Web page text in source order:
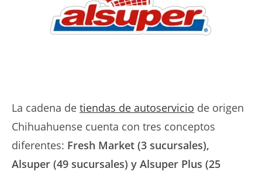
La cadena de tiendas de autoservicio de origen
Chihuahuense cuenta con tres conceptos
diferentes: Fresh Market (3 sucursales),
Alsuper (49 sucursales) y Alsuper Plus (25